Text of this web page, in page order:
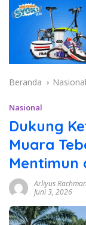
Beranda Nasional
Nasional
Dukung
Muara
Mentimun
Arliyus
Juni 3, 2026